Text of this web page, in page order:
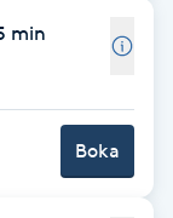
min
Boka